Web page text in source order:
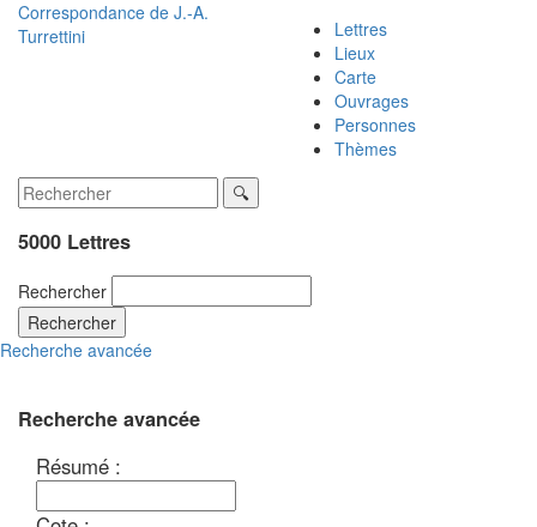
Correspondance de J.-A.
Turrettini
Lettres
Lieux
Carte
Ouvrages
Personnes
Thèmes
5000 Lettres
Rechercher
Rechercher
Recherche avancée
Recherche avancée
Résumé :